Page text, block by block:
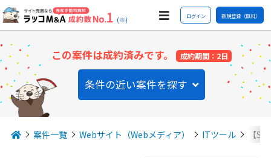
(※) ログイン 新規登録（無料）
この案件は成約済みです。 成約期間：2日
条件の近い案件を探す
案件一覧 Webサイト（Webメディア） ITツール 【